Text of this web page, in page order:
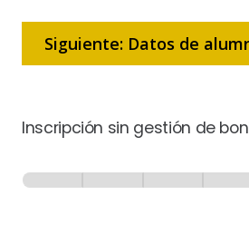
Siguiente: Datos de
Inscripción sin gestión de
-